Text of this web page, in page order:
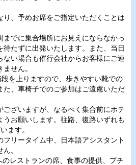
、予めお席をご指定いただくことは
でに集合場所にお見えにならなかっ
待たずに出発いたします。また、当日
ない場合も催行会社からお客様にご連
せん。
を上りますので、歩きやすい靴での
た、車椅子でのご参加はご遠慮いただ
ざいますが、なるべく集合前にホテ
うお願いします。往路、復路いずれも
ます。
リータイム中、日本語アシスタント
。
レストランの席、食事の提供、プチ